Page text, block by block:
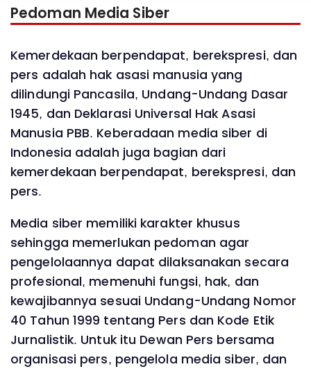
Pedoman Media Siber
Kemerdekaan berpendapat, berekspresi, dan
pers adalah hak asasi manusia yang
dilindungi Pancasila, Undang-Undang Dasar
1945, dan Deklarasi Universal Hak Asasi
Manusia PBB. Keberadaan media siber di
Indonesia adalah juga bagian dari
kemerdekaan berpendapat, berekspresi, dan
pers.
Media siber memiliki karakter khusus
sehingga memerlukan pedoman agar
pengelolaannya dapat dilaksanakan secara
profesional, memenuhi fungsi, hak, dan
kewajibannya sesuai Undang-Undang Nomor
40 Tahun 1999 tentang Pers dan Kode Etik
Jurnalistik. Untuk itu Dewan Pers bersama
organisasi pers, pengelola media siber, dan